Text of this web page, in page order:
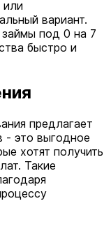
или
вариант.
под 0 на 7
быстро и
предлагает
- это выгодное
хотят получить
Такие